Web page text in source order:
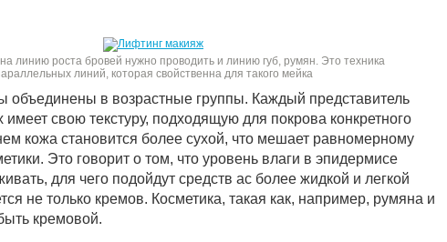
линию роста бровей нужно проводить и линию губ, румян. Это техника
линий, которая свойственна для такого мейка
объединены в возрастные группы. Каждый представитель
имеет свою текстуру, подходящую для покрова конкретного
кожа становится более сухой, что мешает равномерному
Это говорит о том, что уровень влаги в эпидермисе
для чего подойдут средств ас более жидкой и легкой
не только кремов. Косметика, такая как, например, румяна и
кремовой.